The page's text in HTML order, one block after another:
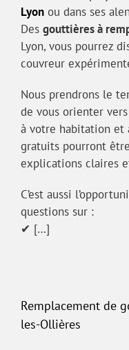
Lyon ou dans ses
Des gouttières à
Lyon, vous pourrez
couvreur
Nous prendrons le
de vous orienter
à votre habitation et
gratuits pourront
explications claires
C’est aussi
questions sur :
✔ […]
Remplacement de
les-Ollières